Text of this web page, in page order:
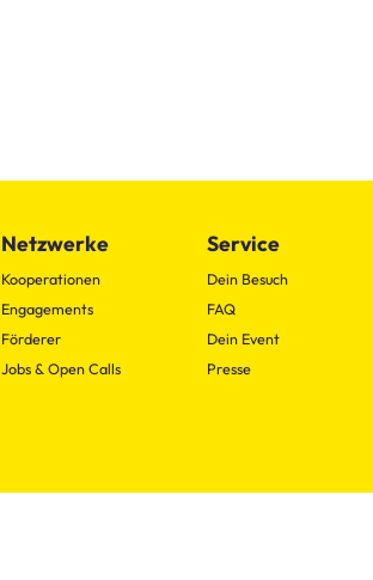
Netzwerke
Kooperationen
Engagements
Förderer
Jobs & Open Calls
Service
Dein Besuch
FAQ
Dein Event
Presse